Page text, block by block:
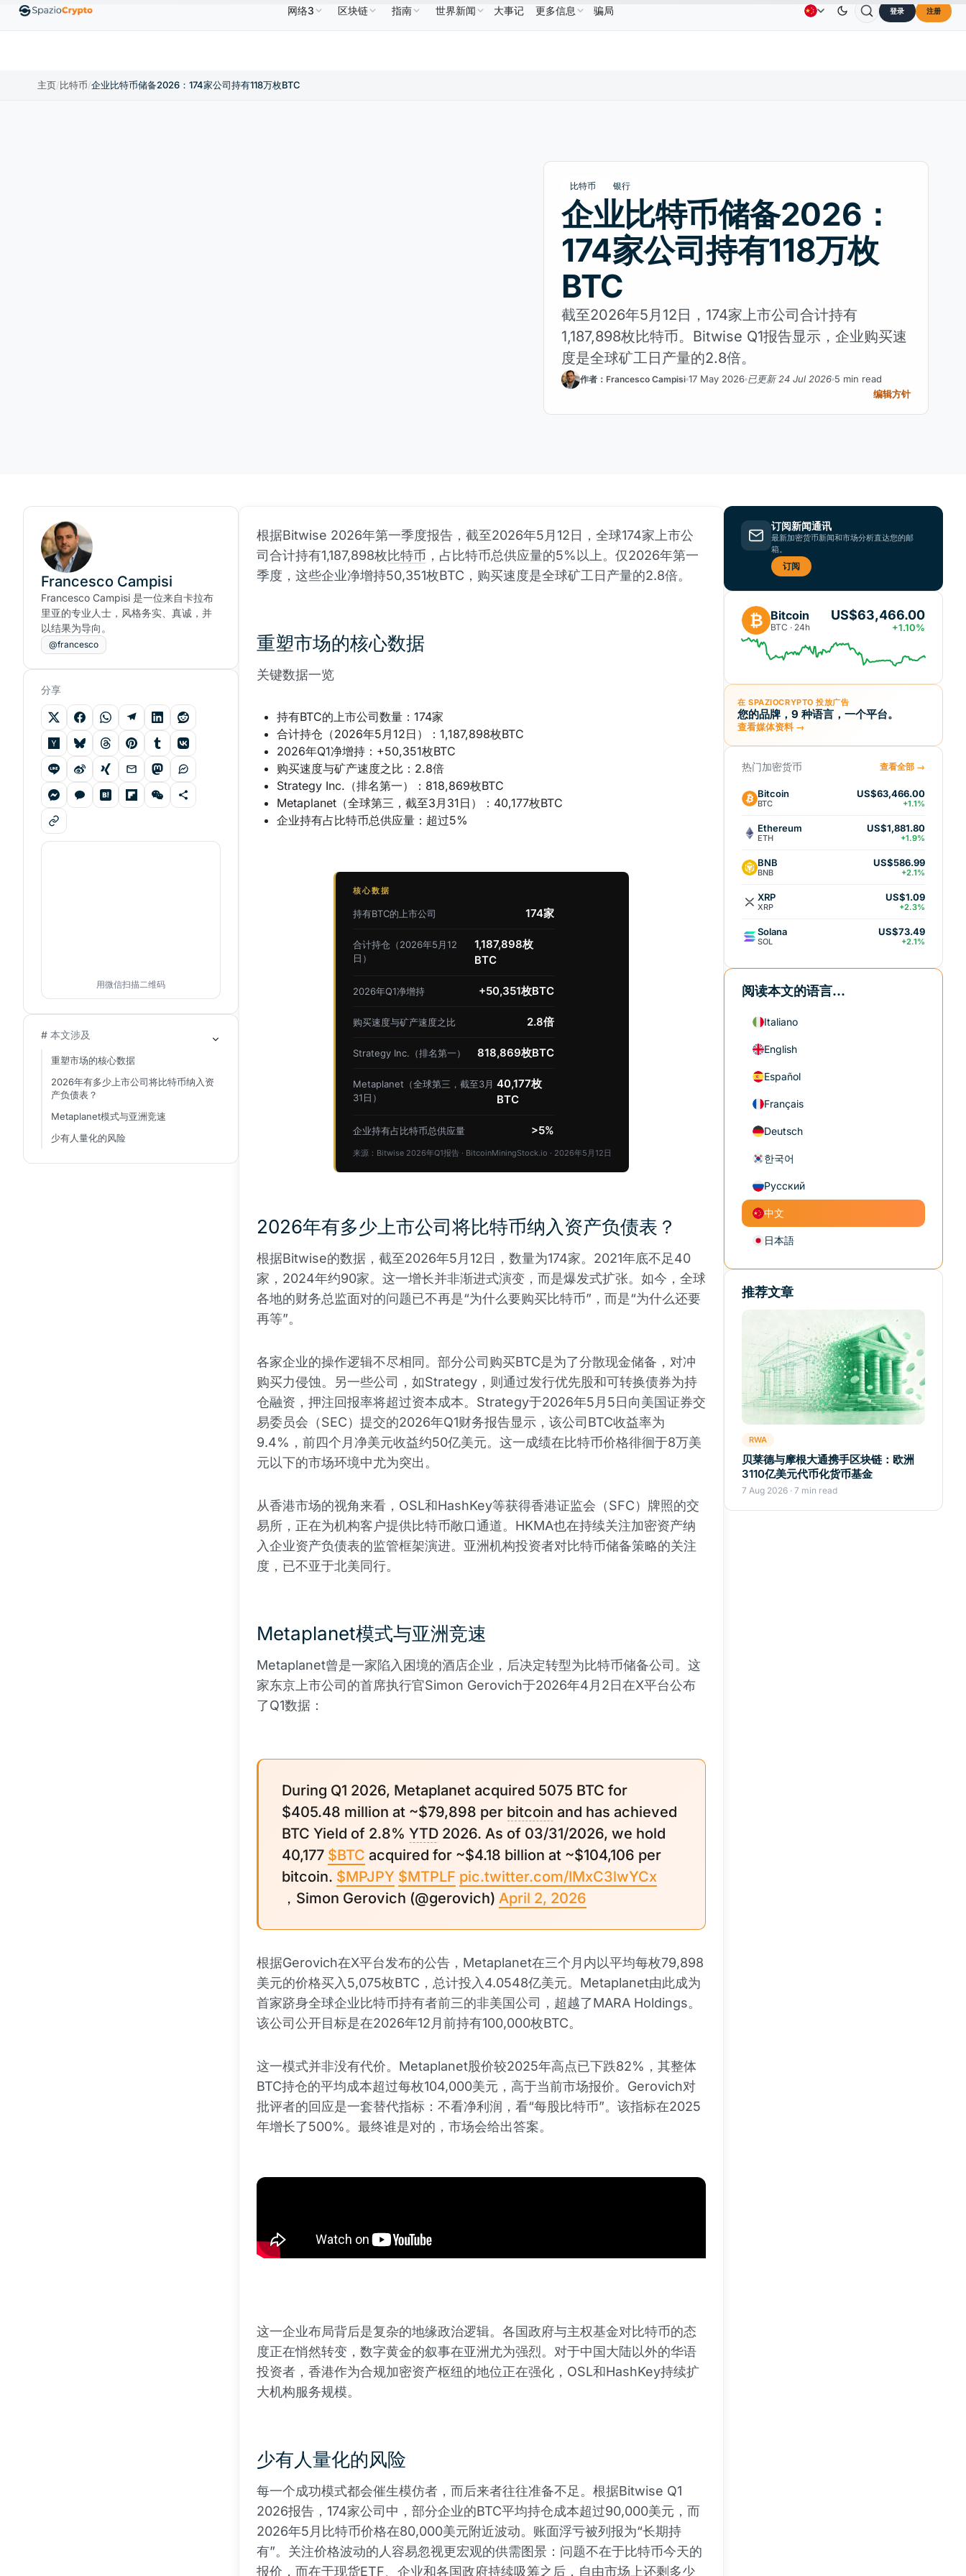
EthereumETHUS$1,880.58 BNBBNB US$586.64 ↑2.10% USDCUSDCUS$0.9995↑0.00% XRPXRPUS$1.09↑2.30% US$0.3264 ↓0.30% DogecoinDOGE
关于我们
网络3 区块链 指南 世界新闻 大事记 更多信息 骗局 登录 注册
主页/比特币/企业比特币储备2026：174家公司持有118万枚BTC
比特币 银行
企业比特币储备2026：
174家公司持有118万枚
BTC
截至2026年5月12日，174家上市公司合计持有
1,187,898枚比特币。Bitwise Q1报告显示，企业购买速
度是全球矿工日产量的2.8倍。
作者：Francesco Campisi 17 May 2026 已更新 24 Jul 2026 5 min read
编辑方针
根据Bitwise 2026年第一季度报告，截至2026年5月12日，全球174家上市公
司合计持有1,187,898枚比特币 ，占比特币总供应量的5%以上。仅2026年第一
季度，这些企业净增持50,351枚BTC，购买速度是全球矿工日产量的2.8倍。
重塑市场的核心数据
关键数据一览
持有BTC的上市公司数量：174家
合计持仓（2026年5月12日）：1,187,898枚BTC
2026年Q1净增持：+50,351枚BTC
购买速度与矿产速度之比：2.8倍
Strategy Inc.（排名第一）：818,869枚BTC
Metaplanet（全球第三，截至3月31日）：40,177枚BTC
企业持有占比特币总供应量：超过5%
核心数据
持有BTC的上市公司 174家
合计持仓（2026年5月12
日）
1,187,898枚
BTC
2026年Q1净增持 +50,351枚BTC
购买速度与矿产速度之比 2.8倍
Strategy Inc.（排名第一） 818,869枚BTC
Metaplanet（全球第三，截至3月
31日）
40,177枚
BTC
企业持有占比特币总供应量 >5%
来源：Bitwise 2026年Q1报告 · BitcoinMiningStock.io · 2026年5月12日
2026年有多少上市公司将比特币纳入资产负债表？
根据Bitwise的数据，截至2026年5月12日，数量为174家。2021年底不足40
家，2024年约90家。这一增长并非渐进式演变，而是爆发式扩张。如今，全球
各地的财务总监面对的问题已不再是“为什么要购买比特币”，而是“为什么还要
再等”。
各家企业的操作逻辑不尽相同。部分公司购买BTC是为了分散现金储备，对冲
购买力侵蚀。另一些公司，如Strategy，则通过发行优先股和可转换债券为持
仓融资，押注回报率将超过资本成本。Strategy于2026年5月5日向美国证券交
易委员会（SEC）提交的2026年Q1财务报告显示，该公司BTC收益率为
9.4%，前四个月净美元收益约50亿美元。这一成绩在比特币价格徘徊于8万美
元以下的市场环境中尤为突出。
从香港市场的视角来看，OSL和HashKey等获得香港证监会（SFC）牌照的交
易所，正在为机构客户提供比特币敞口通道。HKMA也在持续关注加密资产纳
入企业资产负债表的监管框架演进。亚洲机构投资者对比特币储备策略的关注
度，已不亚于北美同行。
Metaplanet模式与亚洲竞速
Metaplanet曾是一家陷入困境的酒店企业，后决定转型为比特币储备公司。这
家东京上市公司的首席执行官Simon Gerovich于2026年4月2日在X平台公布
了Q1数据：
During Q1 2026, Metaplanet acquired 5075 BTC for
$405.48 million at ~$79,898 per bitcoin and has achieved
BTC Yield of 2.8% YTD 2026. As of 03/31/2026, we hold
40,177 $BTC acquired for ~$4.18 billion at ~$104,106 per
bitcoin. $MPJPY $MTPLF pic.twitter.com/IMxC3lwYCx
，Simon Gerovich (@gerovich) April 2, 2026
根据Gerovich在X平台发布的公告，Metaplanet在三个月内以平均每枚79,898
美元的价格买入5,075枚BTC，总计投入4.0548亿美元。Metaplanet由此成为
首家跻身全球企业比特币持有者前三的非美国公司，超越了MARA Holdings。
该公司公开目标是在2026年12月前持有100,000枚BTC。
这一模式并非没有代价。Metaplanet股价较2025年高点已下跌82%，其整体
BTC持仓的平均成本超过每枚104,000美元，高于当前市场报价。Gerovich对
批评者的回应是一套替代指标：不看净利润，看“每股比特币”。该指标在2025
年增长了500%。最终谁是对的，市场会给出答案。
这一企业布局背后是复杂的地缘政治逻辑。各国政府与主权基金对比特币的态
度正在悄然转变，数字黄金的叙事在亚洲尤为强烈。对于中国大陆以外的华语
投资者，香港作为合规加密资产枢纽的地位正在强化，OSL和HashKey持续扩
大机构服务规模。
少有人量化的风险
每一个成功模式都会催生模仿者，而后来者往往准备不足。根据Bitwise Q1
2026报告，174家公司中，部分企业的BTC平均持仓成本超过90,000美元，而
2026年5月比特币价格在80,000美元附近波动。账面浮亏被列报为“长期持
有”。关注价格波动的人容易忽视更宏观的供需图景：问题不在于比特币今天的
报价，而在于现货ETF、企业和各国政府持续吸筹之后，自由市场上还剩多少
Francesco Campisi
Francesco Campisi 是一位来自卡拉布
里亚的专业人士，风格务实、真诚，并
以结果为导向。
@francesco
分享
用微信扫描二维码
# 本文涉及
重塑市场的核心数据
2026年有多少上市公司将比特币纳入资
产负债表？
Metaplanet模式与亚洲竞速
少有人量化的风险
订阅新闻通讯
最新加密货币新闻和市场分析直达您的邮
箱。
订阅
₿ Bitcoin
BTC · 24h
US$63,466.00
+1.10%
在 SPAZIOCRYPTO 投放广告
您的品牌，9 种语言，一个平台。
查看媒体资料 →
热门加密货币 查看全部 →
Bitcoin
BTC
US$63,466.00
+1.1%
Ethereum
ETH
US$1,881.80
+1.9%
BNB
BNB
US$586.99
+2.1%
XRP
XRP
US$1.09
+2.3%
Solana
SOL
US$73.49
+2.1%
阅读本文的语言...
Italiano
English
Español
Français
Deutsch
한국어
Русский
中文
日本語
推荐文章
RWA
贝莱德与摩根大通携手区块链：欧洲
3110亿美元代币化货币基金
7 Aug 2026 · 7 min read